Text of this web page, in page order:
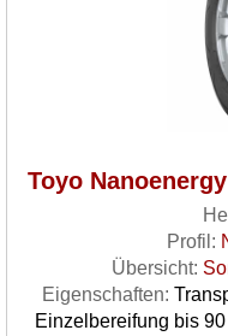
Toyo
Profil:
Übersicht:
Eigenschaften:
Einzelbereifung bis